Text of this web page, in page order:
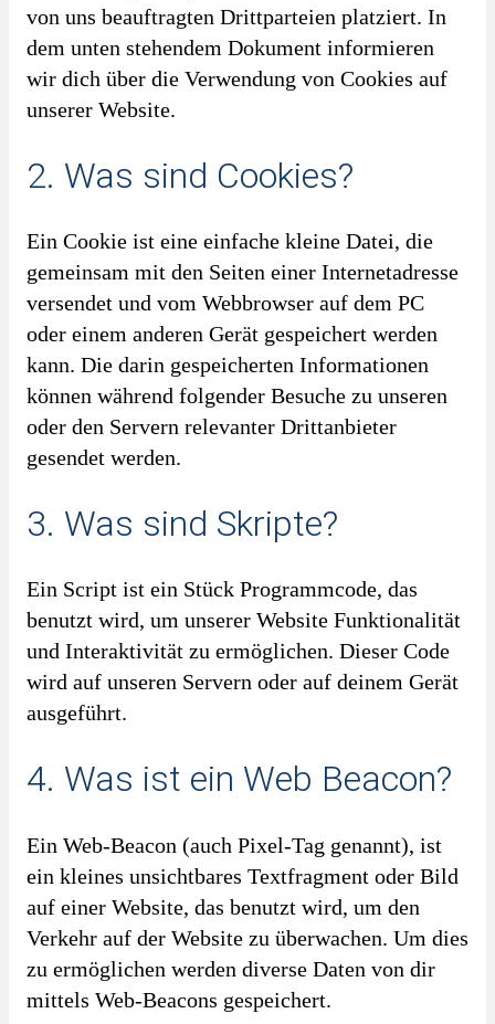
von uns beauftragten Drittparteien platziert. In
dem unten stehendem Dokument informieren
wir dich über die Verwendung von Cookies auf
unserer Website.
2. Was sind Cookies?
Ein Cookie ist eine einfache kleine Datei, die
gemeinsam mit den Seiten einer Internetadresse
versendet und vom Webbrowser auf dem PC
oder einem anderen Gerät gespeichert werden
kann. Die darin gespeicherten Informationen
können während folgender Besuche zu unseren
oder den Servern relevanter Drittanbieter
gesendet werden.
3. Was sind Skripte?
Ein Script ist ein Stück Programmcode, das
benutzt wird, um unserer Website Funktionalität
und Interaktivität zu ermöglichen. Dieser Code
wird auf unseren Servern oder auf deinem Gerät
ausgeführt.
4. Was ist ein Web Beacon?
Ein Web-Beacon (auch Pixel-Tag genannt), ist
ein kleines unsichtbares Textfragment oder Bild
auf einer Website, das benutzt wird, um den
Verkehr auf der Website zu überwachen. Um dies
zu ermöglichen werden diverse Daten von dir
mittels Web-Beacons gespeichert.